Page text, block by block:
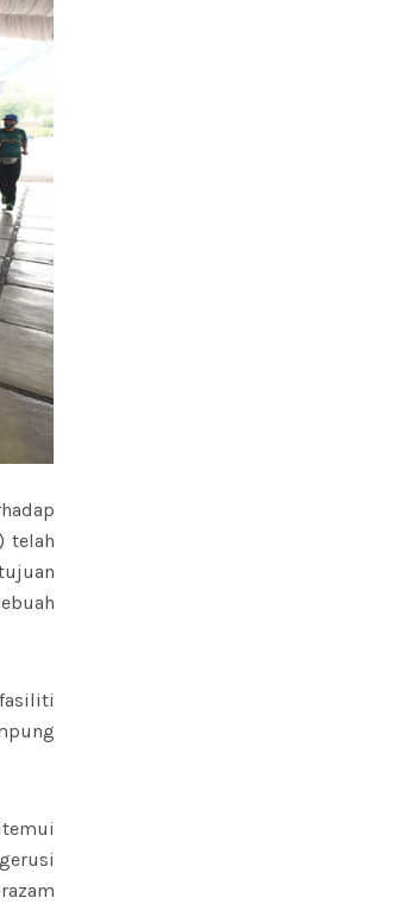
telah